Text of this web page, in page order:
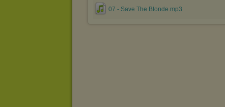
07 - Save The Blonde.mp3